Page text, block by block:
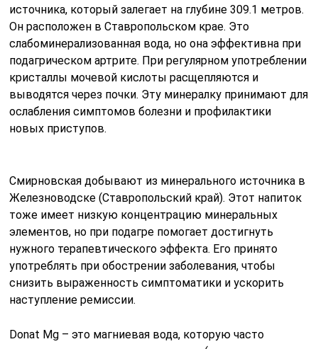
источника, который залегает на глубине 309.1 метров.
Он расположен в Ставропольском крае. Это
слабоминерализованная вода, но она эффективна при
подагрическом артрите. При регулярном употреблении
кристаллы мочевой кислоты расщепляются и
выводятся через почки. Эту минералку принимают для
ослабления симптомов болезни и профилактики
новых приступов.
Смирновская добывают из минерального источника в
Железноводске (Ставропольский край). Этот напиток
тоже имеет низкую концентрацию минеральных
элементов, но при подагре помогает достигнуть
нужного терапевтического эффекта. Его принято
употреблять при обострении заболевания, чтобы
снизить выраженность симптоматики и ускорить
наступление ремиссии.
Donat Mg – это магниевая вода, которую часто